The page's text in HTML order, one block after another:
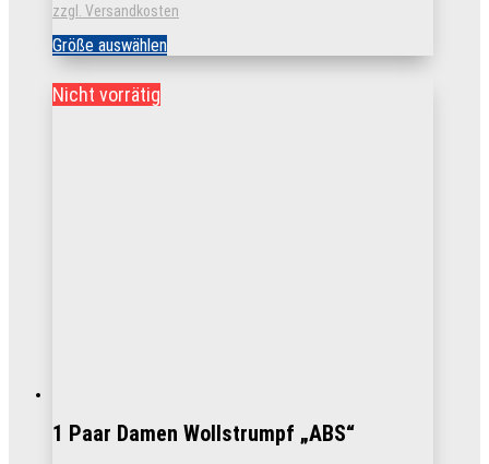
zzgl. Versandkosten
Größe auswählenDieses
Produkt
Nicht vorrätig
1 Paar Damen Wollstrumpf „ABS“